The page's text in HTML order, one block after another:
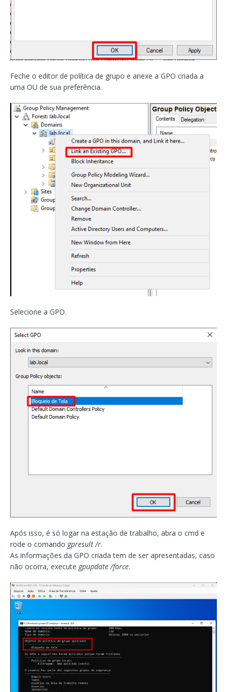
Feche o editor de política de grupo e anexe a GPO criada a
uma OU de sua preferência.
Selecione a GPO.
Após isso, é só logar na estação de trabalho, abra o cmd e
rode o comando gpresult /r.
As informações da GPO criada tem de ser apresentadas, caso
não ocorra, execute gpupdate /force.